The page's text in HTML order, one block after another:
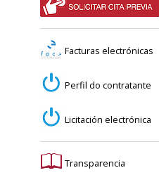
Facturas electrónicas
Perfil do contratante
Licitación electrónica
Transparencia